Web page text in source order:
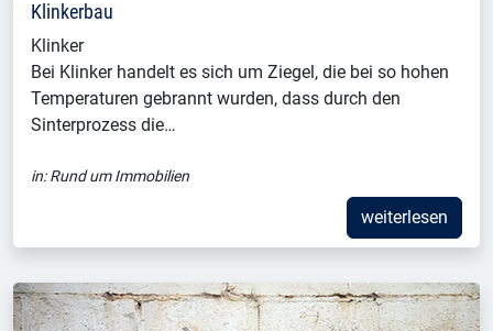
Klinkerbau
Klinker
Bei Klinker handelt es sich um Ziegel, die bei so hohen
Temperaturen gebrannt wurden, dass durch den
Sinterprozess die…
in:Rund um Immobilien
weiterlesen